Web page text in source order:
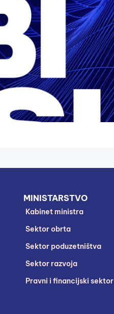
MINISTARSTVO
Kabinet ministra
Sektor obrta
Sektor poduzetništva
Sektor razvoja
Pravni i financijski sektor